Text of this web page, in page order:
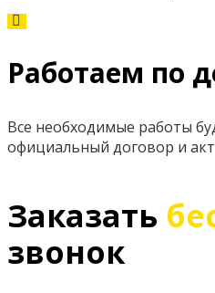
Работаем по
Все необходимые работы
официальный договор и
Заказать
звонок